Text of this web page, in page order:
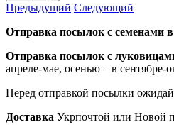
Предыдущий Следующий
Отправка посылок с семенами в
Отправка посылок с
апреле-мае, осенью – в сентябре-
Перед отправкой посылки
Доставка Укрпочтой или Новой